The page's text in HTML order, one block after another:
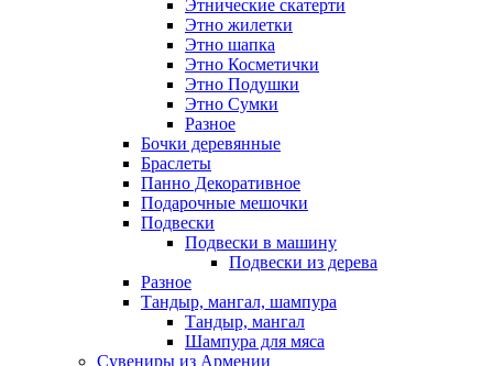
Этнические скатерти
Этно жилетки
Этно шапка
Этно Косметички
Этно Подушки
Этно Сумки
Разное
Бочки деревянные
Браслеты
Панно Декоративное
Подарочные мешочки
Подвески
Подвески в машину
Подвески из дерева
Разное
Тандыр, мангал, шампура
Тандыр, мангал
Шампура для мяса
Сувениры из Армении